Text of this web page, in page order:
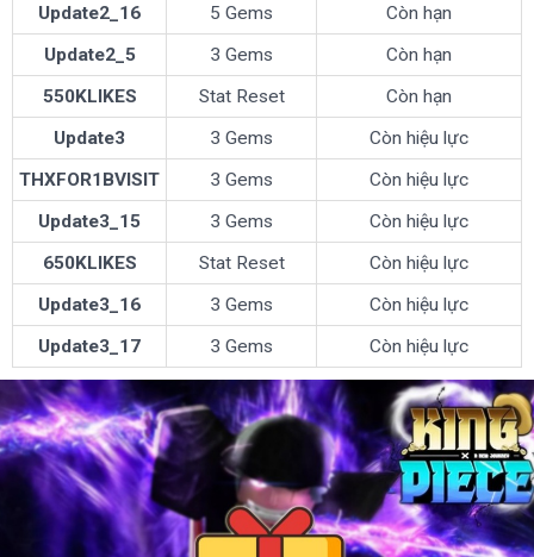
Update2_16
5 Gems
Còn hạn
Update2_5
3 Gems
Còn hạn
550KLIKES
Stat Reset
Còn hạn
Update3
3 Gems
Còn hiệu lực
THXFOR1BVISIT
3 Gems
Còn hiệu lực
Update3_15
3 Gems
Còn hiệu lực
650KLIKES
Stat Reset
Còn hiệu lực
Update3_16
3 Gems
Còn hiệu lực
Update3_17
3 Gems Còn hiệu lực